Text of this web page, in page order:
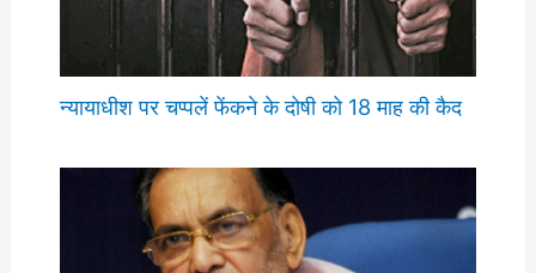
न्यायाधीश पर चप्पलें फेंकने के दोषी को 18 माह की कैद